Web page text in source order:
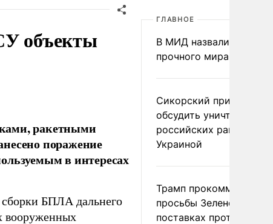
объекты
ракетными
поражение
в интересах
сборки БПЛА дальнего
вооруженных
ГЛАВНОЕ
В МИД назвали условия
прочного мира на
Сикорский призвал
обсудить уничтожение
российских ракет над
Украиной
Трамп
просьбы Зеленского о
поставках